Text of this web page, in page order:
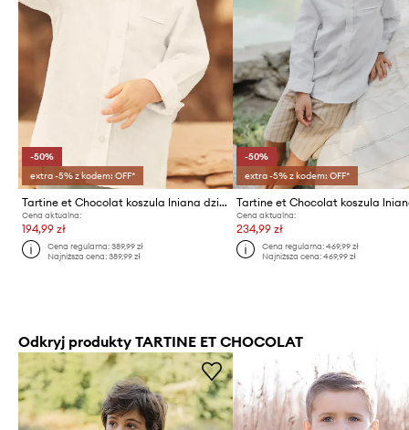
-50%
extra -5% z kodem: OFF*
Tartine et Chocolat koszula lniana dziecięca
Cena aktualna:
194,99 zł
Cena regularna:389,99 zł
Najniższa cena:389,99 zł
-50%
extra -5% z kodem: OFF*
Cena aktualna:
234,99 zł
Cena regularna: 469,99 zł
Najniższa cena: 469,99 zł
Odkryj produkty TARTINE ET CHOCOLAT